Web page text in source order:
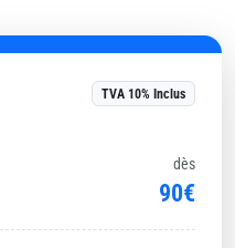
TVA 10% Inclus
dès
90€